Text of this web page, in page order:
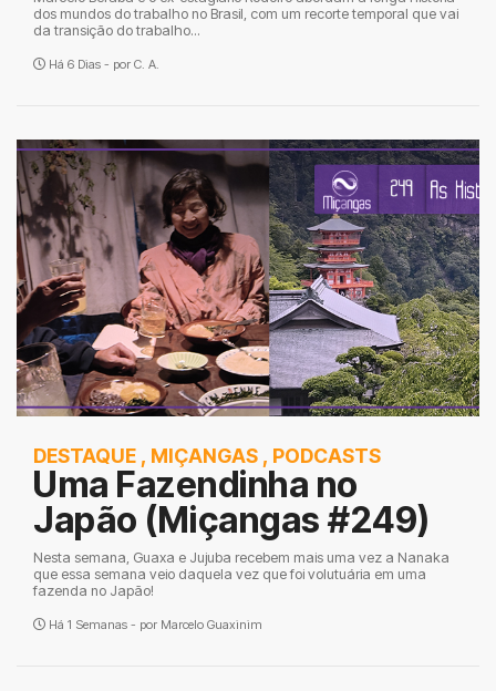
dos mundos do trabalho no Brasil, com um recorte temporal que vai
da transição do trabalho...
Há 6 Dias - por C. A.
DESTAQUE , MIÇANGAS , PODCASTS
Uma Fazendinha no
Japão (Miçangas #249)
Nesta semana, Guaxa e Jujuba recebem mais uma vez a Nanaka
que essa semana veio daquela vez que foi volutuária em uma
fazenda no Japão!
Há 1 Semanas - por Marcelo Guaxinim